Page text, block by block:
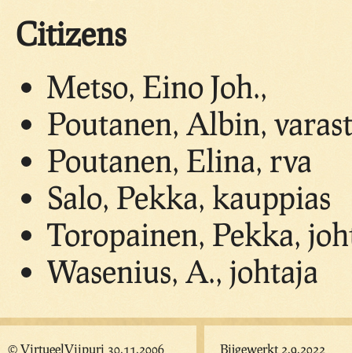
Citizens
Metso, Eino Joh.,
Poutanen, Albin,
Poutanen, Elina, rva
Salo, Pekka, kauppias
Toropainen, Pekka,
Wasenius, A., johtaja
© VirtueelViipuri 30.11.2006 Bijgewerkt 2.9.2022